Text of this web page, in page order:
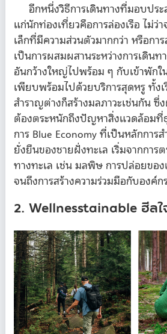
อีกหนึ่งวิธีการเดินทางที่มอบปร
แก่นักท่องเที่ยวคือการล่องเรือ ไม่ว่
เล็กที่มีความส่วนตัวมากกว่า หรือกา
เป็นการผสมผสานระหว่างการเดิน
อันกว้างใหญ่ไปพร้อม ๆ กับเข้าพักใ
เพียบพร้อมไปด้วยบริการสุดหรู ทั้งเ
สำราญต่างก็สร้างมลภาวะเช่นกัน ซึ่
ต้องตระหนักถึงปัญหาสิ่งแวดล้อมที่
การ Blue Economy ที่เป็นหลักการ
ยั่งยืนของชายฝั่งทะเล เริ่มจากกา
ทางทะเล เช่น มลพิษ การปล่อยขอ
จนถึงการสร้างความร่วมมือกับองค์
2. Wellnesstainable ฮีล